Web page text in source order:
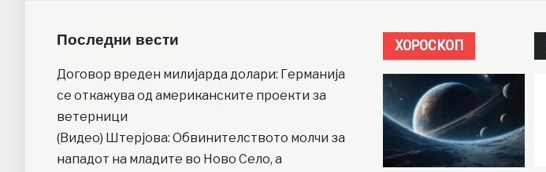
Последни вести
Договор вреден милијарда долари: Германија
се откажува од американските проекти за
ветерници
(Видео) Штерјова: Обвинителството молчи за
нападот на младите во Ново Село, а
ХОРОСКОП